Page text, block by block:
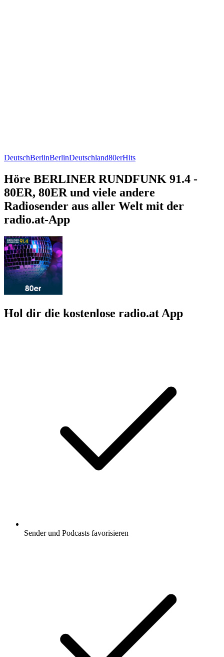
DeutschBerlinBerlinDeutschland80erHits
Höre BERLINER RUNDFUNK 91.4 -
80ER, 80ER und viele andere
Radiosender aus aller Welt mit der
radio.at-App
Hol dir die kostenlose radio.at App
Sender und Podcasts favorisieren